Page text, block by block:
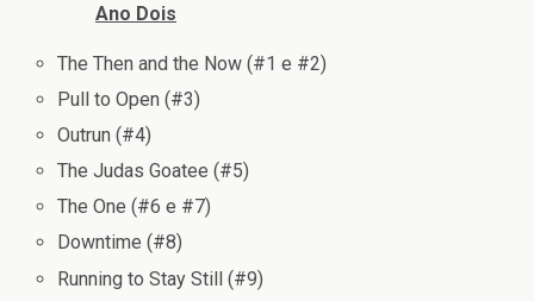
Ano Dois
The Then and the Now (#1 e #2)
Pull to Open (#3)
Outrun (#4)
The Judas Goatee (#5)
The One (#6 e #7)
Downtime (#8)
Running to Stay Still (#9)